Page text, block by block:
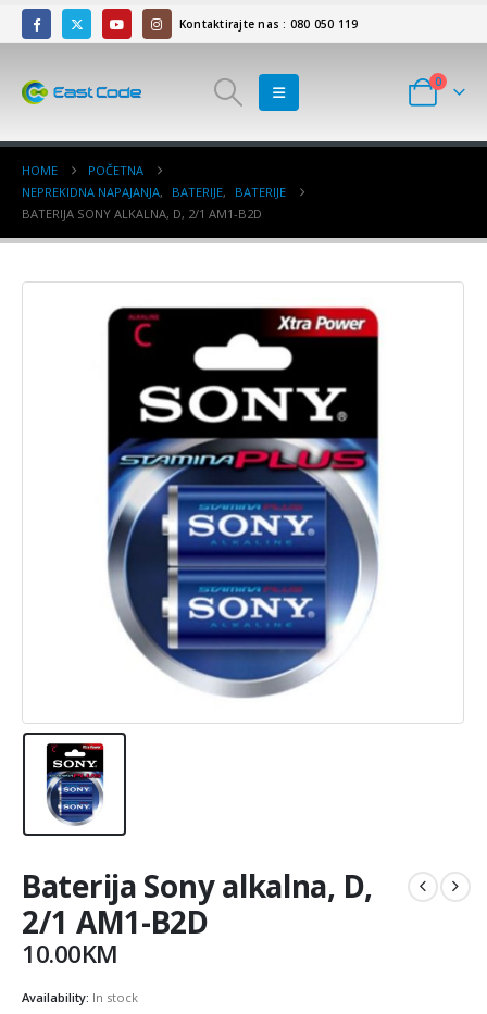
Kontaktirajte nas : 080 050 119
0
HOME
POČETNA
NEPREKIDNA NAPAJANJA, BATERIJE,
BATERIJE
BATERIJA SONY ALKALNA, D, 2/1 AM1-B2D
Baterija Sony alkalna, D,
2/1 AM1-B2D
10.00KM
Availability: In stock